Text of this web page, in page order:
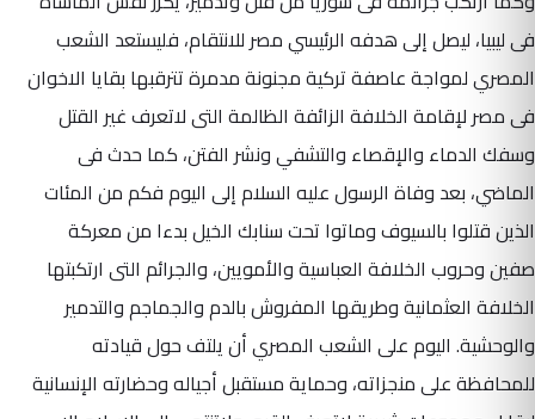
فى ليبيا، ليصل إلى هدفه الرئيسي مصر للانتقام، فليستعد الشعب
المصري لمواجة عاصفة تركية مجنونة مدمرة تترقبها بقايا الاخوان
فى مصر لإقامة الخلافة الزائفة الظالمة التى لاتعرف غير القتل
وسفك الدماء والإقصاء والتشفي ونشر الفتن، كما حدث فى
الماضي، بعد وفاة الرسول عليه السلام إلى اليوم فكم من المئات
الذين قتلوا بالسيوف وماتوا تحت سنابك الخيل بدءا من معركة
صفين وحروب الخلافة العباسية والأمويين، والجرائم التى ارتكبتها
الخلافة العثمانية وطريقها المفروش بالدم والجماجم والتدمير
والوحشية. اليوم على الشعب المصري أن يلتف حول قيادته
للمحافظة على منجزاته، وحماية مستقبل أجياله وحضارته الإنسانية